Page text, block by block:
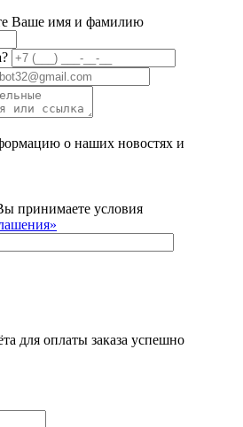
Ваше имя и фамилию
о наших новостях и
принимаете условия
для оплаты заказа успешно